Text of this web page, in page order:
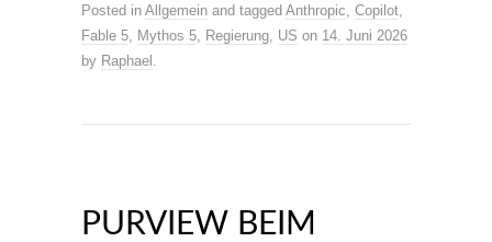
Posted in Allgemein and tagged Anthropic, Copilot,
Fable 5, Mythos 5, Regierung, US on 14. Juni 2026
by Raphael .
PURVIEW BEIM